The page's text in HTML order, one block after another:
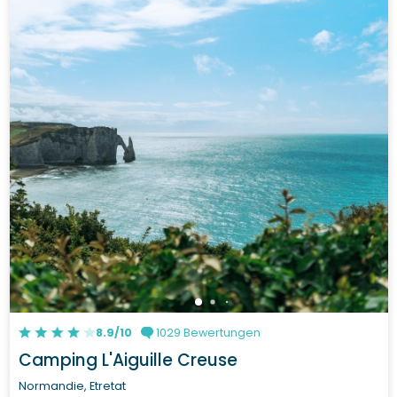
8.9/10 1029 Bewertungen
Camping L'Aiguille Creuse
Normandie, Etretat